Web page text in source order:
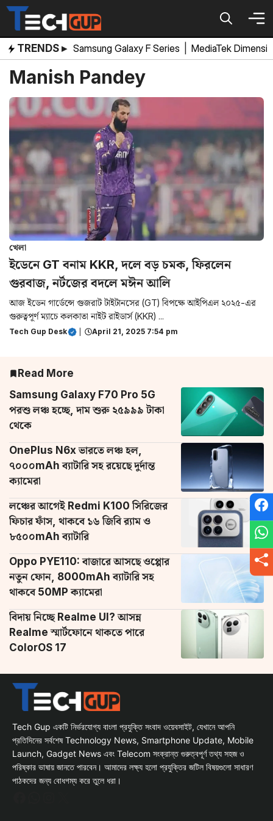
Skip
content
TRENDS ▸ Samsung Galaxy F Series MediaTek
Manish Pandey
খেলা
ইডেনে GT বনাম KKR, দলে বড় চমক, ফিরলেন
গুরবাজ, নর্টজের বদলে মঈন আলি
আজ ইডেন গার্ডেন্সে গুজরাট টাইটানসের (GT) বিপক্ষে আইপিএল ২০২৫-এর
গুরুত্বপূর্ণ ম্যাচে কলকাতা নাইট রাইডার্স (KKR) ...
Tech Gup Desk April 21, 2025 7:54 pm
Read More
Samsung Galaxy F70 Pro 5G
পরশু লঞ্চ হচ্ছে, দাম শুরু ২৫৯৯৯ টাকা
থেকে
OnePlus N6x ভারতে লঞ্চ হল,
৭০০০mAh ব্যাটারি সহ রয়েছে দুর্দান্ত
ক্যামেরা
লঞ্চের আগেই Redmi K100 সিরিজের
ফিচার ফাঁস, থাকবে ১৬ জিবি র‌্যাম ও
৮৫০০mAh ব্যাটারি
Oppo PYE110: বাজারে আসছে ওপ্পোর
নতুন ফোন, 8000mAh ব্যাটারি সহ
থাকবে 50MP ক্যামেরা
বিদায় নিচ্ছে Realme UI? আসন্ন
Realme স্মার্টফোনে থাকতে পারে
ColorOS 17
Tech Gup একটি নির্ভরযোগ্য বাংলা প্রযুক্তি সংবাদ ওয়েবসাইট, যেখানে আপনি
প্রতিদিনের সর্বশেষ Technology News, Smartphone Update, Mobile
Launch, Gadget News এবং Telecom সংক্রান্ত গুরুত্বপূর্ণ তথ্য সহজ ও
পরিষ্কার ভাষায় জানতে পারবেন। আমাদের লক্ষ্য হলো প্রযুক্তির জটিল বিষয়গুলো সাধারণ
পাঠকদের জন্য বোধগম্য করে তুলে ধরা।